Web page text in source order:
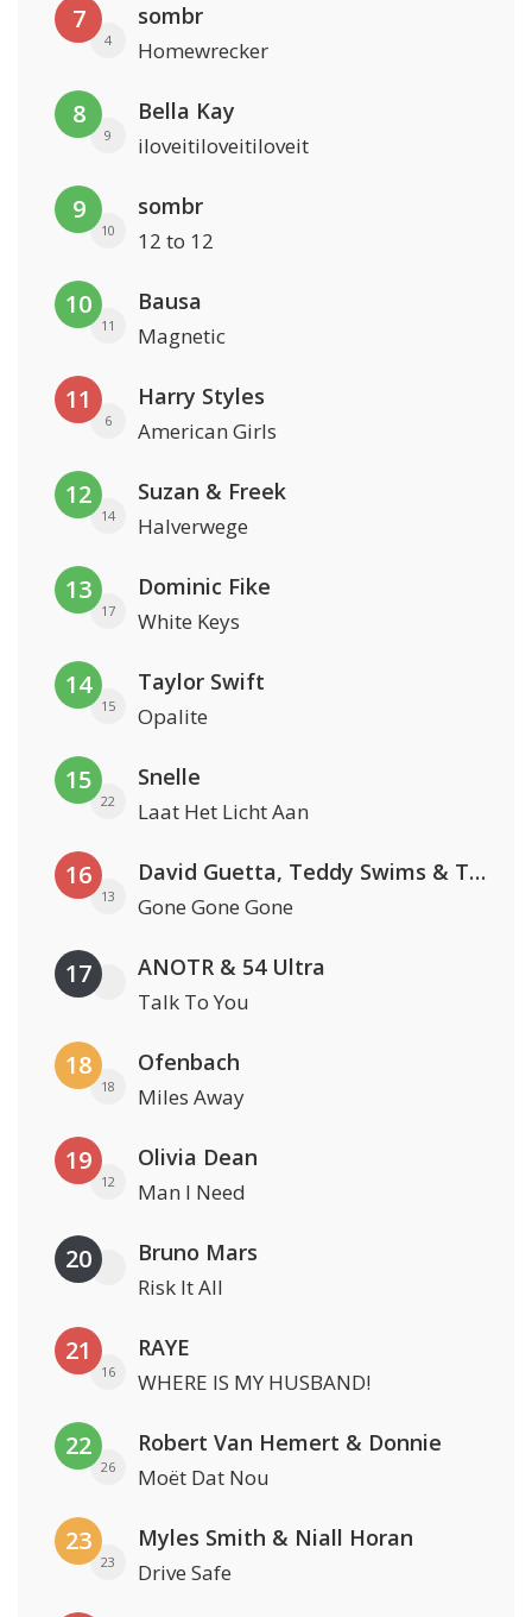
7
4
sombr
Homewrecker
8
9
Bella Kay
iloveitiloveitiloveit
9
10
sombr
12 to 12
10
11
Bausa
Magnetic
11
6
Harry Styles
American Girls
12
14
Suzan & Freek
Halverwege
13
17
Dominic Fike
White Keys
14
15
Taylor Swift
Opalite
15
22
Snelle
Laat Het Licht Aan
16
13
David Guetta, Teddy Swims & Tones And I
Gone Gone Gone
17 ANOTR & 54 Ultra
Talk To You
18
18
Ofenbach
Miles Away
19
12
Olivia Dean
Man I Need
20 Bruno Mars
Risk It All
21
16
RAYE
WHERE IS MY HUSBAND!
22
26
Robert Van Hemert & Donnie
Moët Dat Nou
23
23
Myles Smith & Niall Horan
Drive Safe